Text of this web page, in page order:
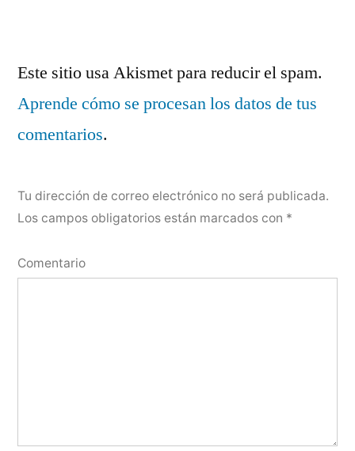
un
comentario
Tu dirección de correo electrónico no será publicada.
Los campos obligatorios están marcados con *
Comentario
Este sitio usa Akismet para reducir el spam.
Aprende cómo se procesan los datos de tus
comentarios.